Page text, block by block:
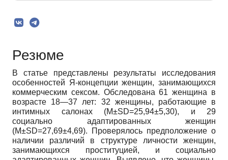
Резюме
В статье представлены результаты исследования
особенностей Я-концепции женщин, занимающихся
коммерческим сексом. Обследована 61 женщина в
возрасте 18—37 лет: 32 женщины, работающие в
интимных салонах (M±SD=25,94±5,30), и 29
социально адаптированных женщин
(M±SD=27,69±4,69). Проверялось предположение о
наличии различий в структуре личности женщин,
занимающихся проституцией, и социально